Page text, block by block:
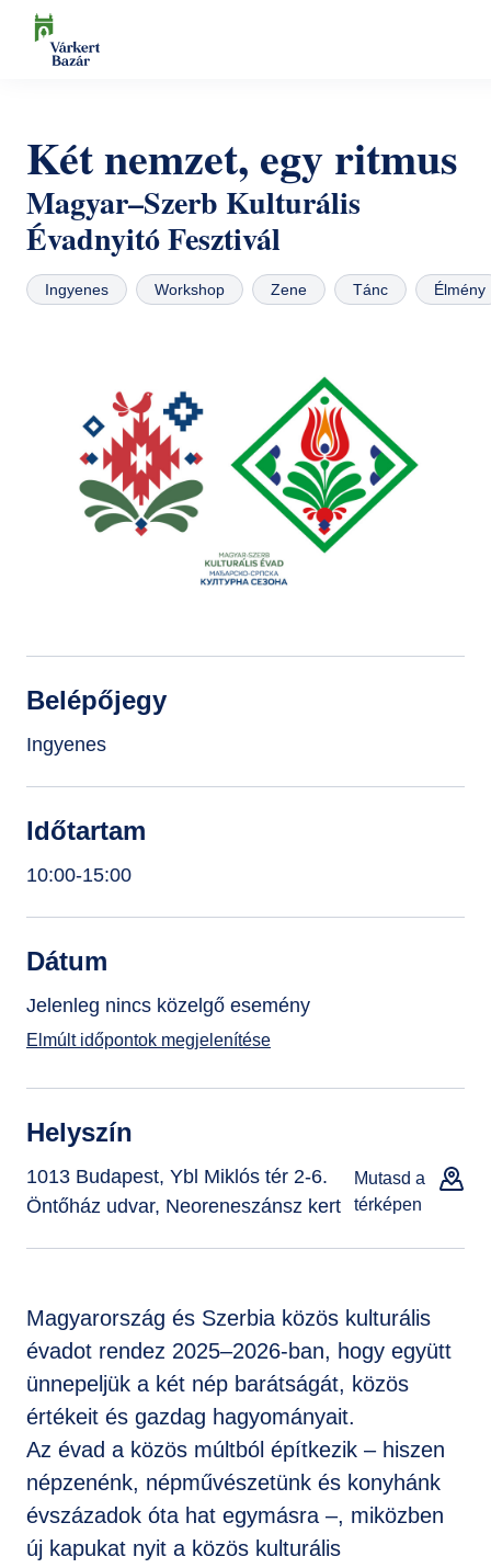
Ugrás
Kulturális események
Kiállítások
Látogatóknak
Aktualitások
Galéria
Házirend
Kapcsolat
Elérhetőség
Hírlevél feliratkozás
Helyszínbérlés
Online jegyek
Infopont, jegypénztár
Két nemzet, egy ritmus
Magyar–Szerb Kulturális
Évadnyitó Fesztivál
Ingyenes Workshop Zene Tánc Élmény
Belépőjegy
Ingyenes
Időtartam
10:00-15:00
Dátum
Jelenleg nincs közelgő esemény
Elmúlt időpontok megjelenítése
Helyszín
1013 Budapest, Ybl Miklós tér 2-6.
Öntőház udvar, Neoreneszánsz kert
Mutasd a
térképen
Magyarország és Szerbia közös kulturális
évadot rendez 2025–2026-ban, hogy együtt
ünnepeljük a két nép barátságát, közös
értékeit és gazdag hagyományait.
Az évad a közös múltból építkezik – hiszen
népzenénk, népművészetünk és konyhánk
évszázadok óta hat egymásra –, miközben
új kapukat nyit a közös kulturális